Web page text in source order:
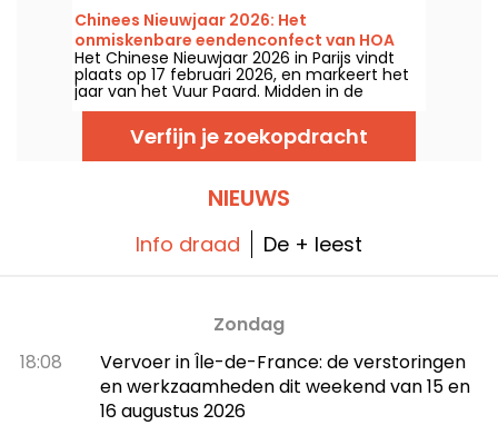
Chinees Nieuwjaar 2026: Het
onmiskenbare eendenconfect van HOA
NAM
Het Chinese Nieuwjaar 2026 in Parijs vindt
plaats op 17 februari 2026, en markeert het
jaar van het Vuur Paard. Midden in de
festiviteiten staat eend in geheelde saus
klaar om als onbetwiste ster van de
traditionele tafel te schitteren. Wil je niks
missen en dit klassiek gerecht echt
dé smakelijke bestemming voor liefhebbers
van Aziatische delicatessen.
Verfijn je zoekopdracht
NIEUWS
Info draad De + leest
Zondag
18:08
Vervoer in Île-de-France: de verstoringen
en werkzaamheden dit weekend van 15 en
16 augustus 2026